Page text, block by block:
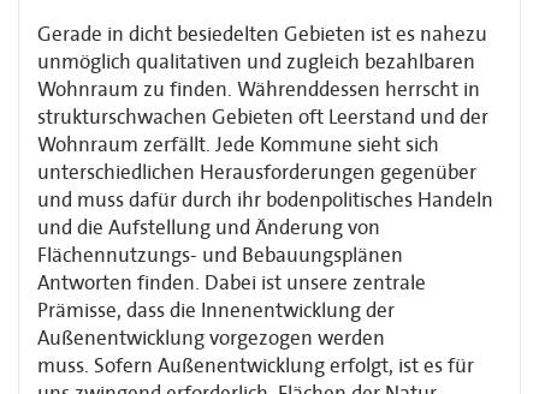
Gerade in dicht besiedelten Gebieten ist es nahezu
unmöglich qualitativen und zugleich bezahlbaren
Wohnraum zu finden. Währenddessen herrscht in
strukturschwachen Gebieten oft Leerstand und der
Wohnraum zerfällt. Jede Kommune sieht sich
unterschiedlichen Herausforderungen gegenüber
und muss dafür durch ihr bodenpolitisches Handeln
und die Aufstellung und Änderung von
Flächennutzungs- und Bebauungsplänen
Antworten finden. Dabei ist unsere zentrale
Prämisse, dass die Innenentwicklung der
Außenentwicklung vorgezogen werden
muss. Sofern Außenentwicklung erfolgt, ist es für